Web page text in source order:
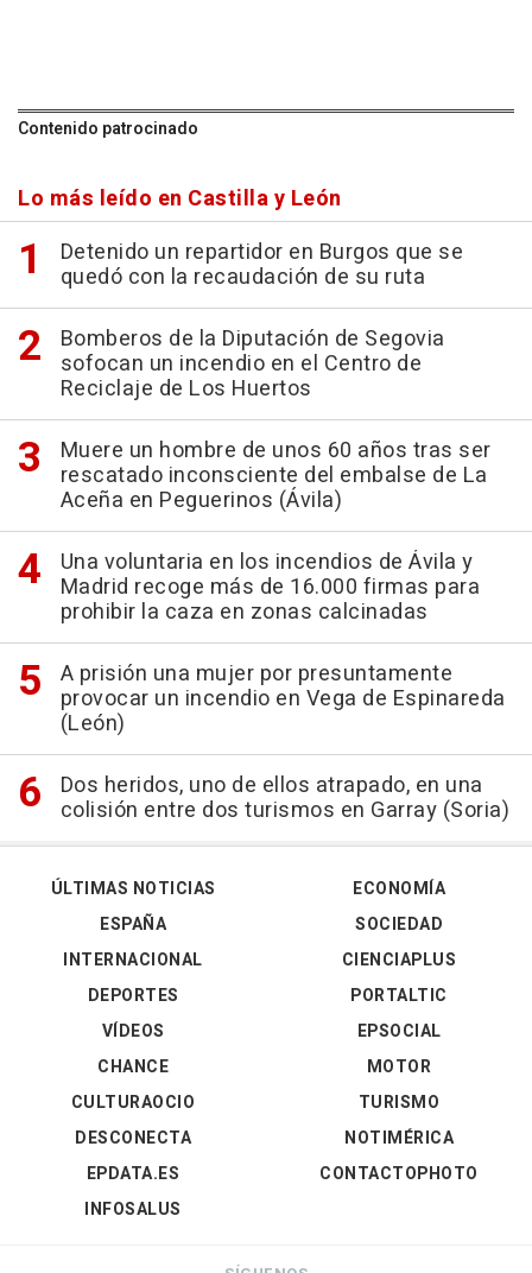
Contenido patrocinado
Lo más leído en Castilla y León
Detenido un repartidor en Burgos que se
quedó con la recaudación de su ruta
Bomberos de la Diputación de Segovia
sofocan un incendio en el Centro de
Reciclaje de Los Huertos
Muere un hombre de unos 60 años tras ser
rescatado inconsciente del embalse de La
Aceña en Peguerinos (Ávila)
Una voluntaria en los incendios de Ávila y
Madrid recoge más de 16.000 firmas para
prohibir la caza en zonas calcinadas
A prisión una mujer por presuntamente
provocar un incendio en Vega de Espinareda
(León)
Dos heridos, uno de ellos atrapado, en una
colisión entre dos turismos en Garray (Soria)
ÚLTIMAS NOTICIAS
ESPAÑA
INTERNACIONAL
DEPORTES
VÍDEOS
ECONOMÍA
SOCIEDAD
CIENCIAPLUS
PORTALTIC
EPSOCIAL
CHANCE
CULTURAOCIO
DESCONECTA
EPDATA.ES
INFOSALUS
MOTOR
TURISMO
NOTIMÉRICA
CONTACTOPHOTO